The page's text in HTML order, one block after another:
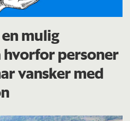
mulig
personer
vansker med